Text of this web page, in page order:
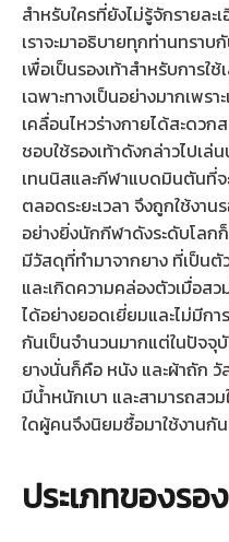
สำหรับใครที่ยังไม่รู้จักรายละ
เราจะมาอธิบายทุกท่านทราบ
เพื่อเป็นรองเท้าสำหรับการใ
เฉพาะทางเป็นอย่างมากเพรา
เคลื่อนไหวร่างกายได้สะดว
ชอบใช้รองเท้าดังกล่าวไปเ
เทนนิสและกีฬาแบดมินตันที่จ
ตลอดระยะเวลา จึงถูกใช้งา
อย่างยิ่งนักกีฬาดังระดับโลกก็
มีวัสดุที่ทำมาจากยาง ที่เป็น
และเกิดความคล่องตัวเมื่อส
ได้อย่างยอดเยี่ยมและไม่มีก
กันเป็นจำนวนมากแต่ในปัจ
ยางนั่นก็คือ หนัง และผ้าถัก
มีน้ำหนักเบา และสามารถสว
ใดผู้คนจึงนิยมซื้อมาใช้งานกั
ประเภทของรอ